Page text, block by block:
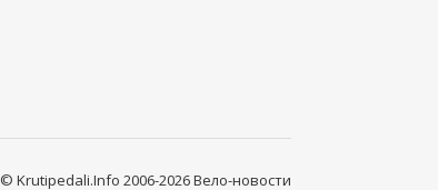
© Krutipedali.Info 2006-2026 Вело-новости